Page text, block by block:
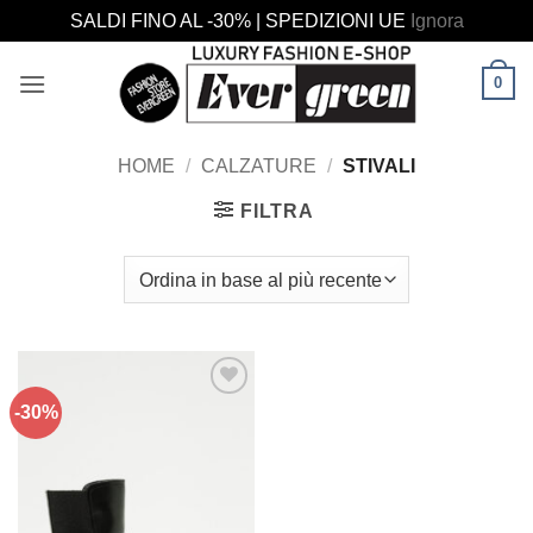
SALDI FINO AL -30% | SPEDIZIONI UE Ignora
0
HOME / CALZATURE / STIVALI
FILTRA
-30%